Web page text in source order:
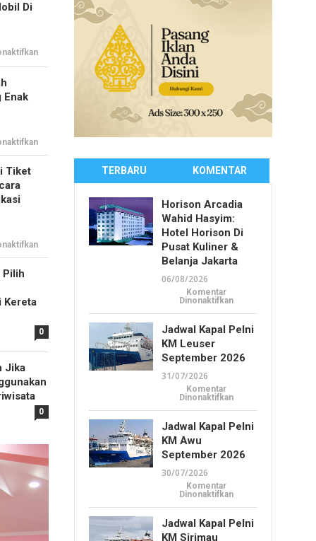
Di
pada
Rental
Enak
pada
Mengolah
Tiket
pada
Cara
Aplikasi
Ferizy
Pilih
Kereta
0
Jika
0
TERBARU KOMENTAR
Horison Arcadia
Wahid Hasyim:
Hotel Horison Di
Pusat Kuliner &
Belanja Jakarta
06/08/2026
Komentar
Dinonaktifkanpada
Arcadia
Wahid
Hasyim:
di
Belanja
Jakarta
Jadwal Kapal Pelni
KM Leuser
September 2026
31/07/2026
Komentar
Dinonaktifkanpada
Kapal
Pelni
KM
2026
Jadwal Kapal Pelni
KM Awu
September 2026
30/07/2026
Komentar
Dinonaktifkanpada
Kapal
Pelni
KM
Jadwal Kapal Pelni
KM Sirimau